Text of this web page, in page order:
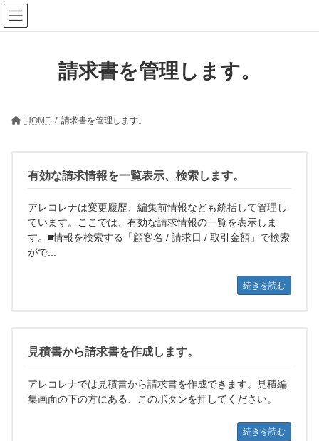
コ
ン
テ
ナ
ビ
ゲ
インボイス対応クラウド請求 アレコレナ
請求書を管理します。
HOME 請求書を管理します。
有効な請求情報を一覧表示、検索します。
アレコレナは変更履歴、編集前情報なども統括して管理し
ています。ここでは、有効な請求情報の一覧を表示しま
す。■情報を検索する「顧客名 / 請求日 / 取引金額」で検索
がで...
続きを読む
見積書から請求書を作成します。
アレコレナでは見積書から請求書を作成できます。見積編
集画面の下の方にある、このボタンを押してください。
続きを読む